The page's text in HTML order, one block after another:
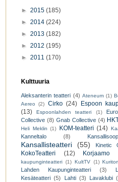
► 2015 (185)
► 2014 (224)
► 2013 (182)
► 2012 (195)
► 2011 (170)
Kulttuuria
Aleksanterin teatteri (4) Ateneum (1)
Aereo
(2) Cirko (24)
Espoon
(13)
Espoonlahden teatteri (1)
Collective (8) Gnab Collective (4)
Heli Meklin (1) KOM-teatteri (14)
Kanneltalo (8)
Kansallisteatteri (55) Kinetic
KokoTeatteri (12) Korjaamo
kaupunginteatteri (1) KultTV (1)
Lahden Kaupunginteatteri (3)
Kesäteatteri (5) Lahti (3) Lavaklubi